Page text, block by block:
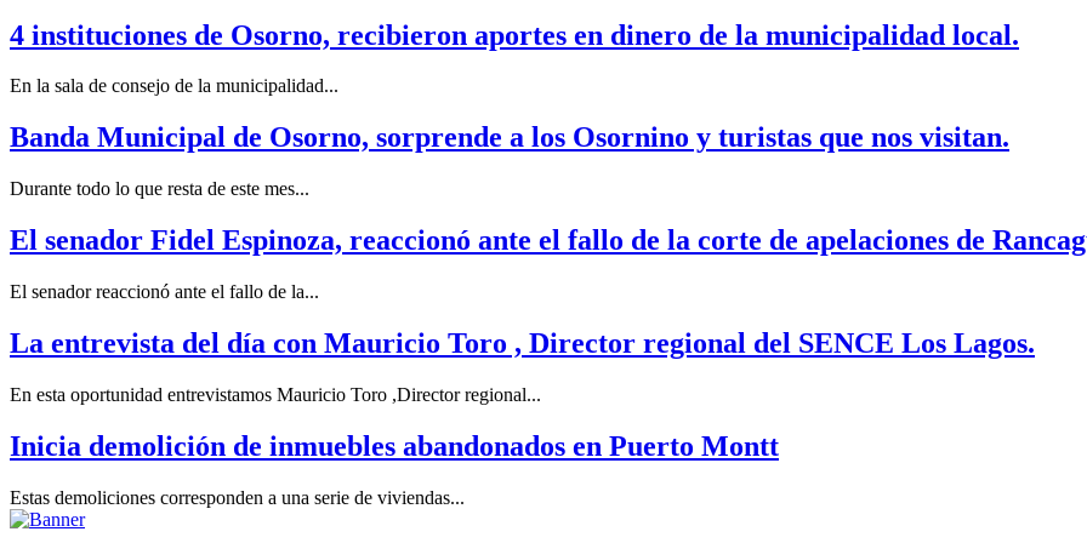
4 instituciones de Osorno, recibieron aportes en dinero de la municipalidad local.
En la sala de consejo de la municipalidad...
Banda Municipal de Osorno, sorprende a los Osornino y turistas que nos visitan.
Durante todo lo que resta de este mes...
El senador Fidel Espinoza, reaccionó ante el fallo de la corte de apelaciones de
El senador reaccionó ante el fallo de la...
La entrevista del día con Mauricio Toro , Director regional del SENCE Los Lagos.
En esta oportunidad entrevistamos Mauricio Toro ,Director regional...
Inicia demolición de inmuebles abandonados en Puerto Montt
Estas demoliciones corresponden a una serie de viviendas...